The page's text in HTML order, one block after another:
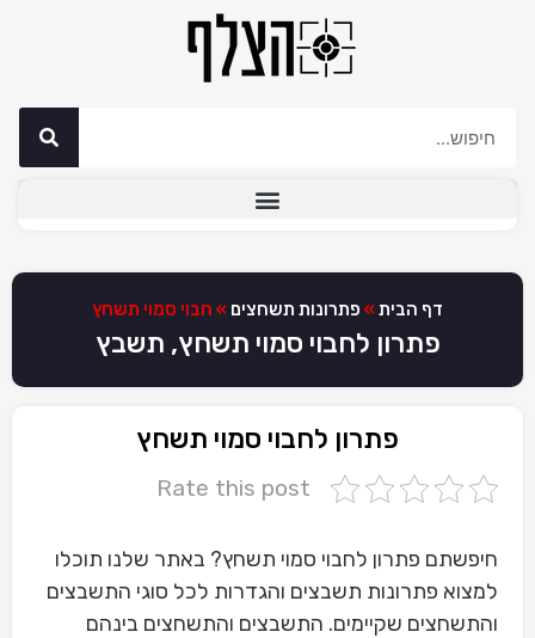
דף הבית » פתרונות תשחצים » חבוי סמוי תשחץ
פתרון לחבוי סמוי תשחץ, תשבץ
פתרון לחבוי סמוי תשחץ
Rate this post
חיפשתם פתרון לחבוי סמוי תשחץ? באתר שלנו תוכלו
למצוא פתרונות תשבצים והגדרות לכל סוגי התשבצים
והתשחצים שקיימים. התשבצים והתשחצים בינהם